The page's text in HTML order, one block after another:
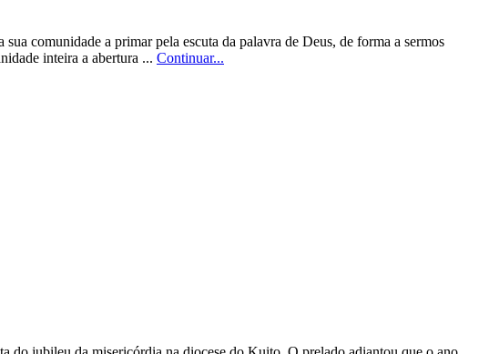
comunidade a primar pela escuta da palavra de Deus, de forma a sermos
inteira a abertura ... Continuar...